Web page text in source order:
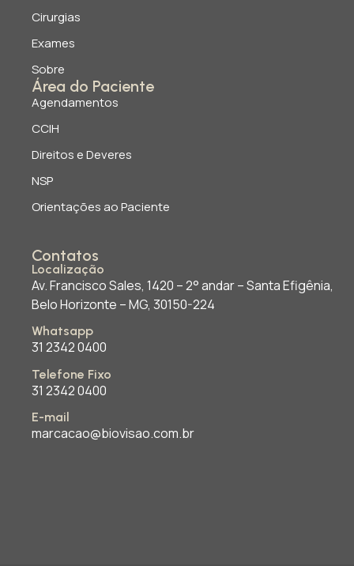
Cirurgias
Exames
Sobre
Área do Paciente
Agendamentos
CCIH
Direitos e Deveres
NSP
Orientações ao Paciente
Contatos
Localização
Av. Francisco Sales, 1420 – 2° andar – Santa Efigênia,
Belo Horizonte – MG, 30150-224
Whatsapp
31 2342 0400
Telefone Fixo
31 2342 0400
E-mail
marcacao@biovisao.com.br